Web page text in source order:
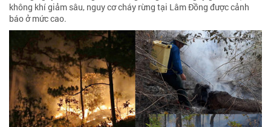
không khí giảm sâu, nguy cơ cháy rừng tại Lâm Đồng được cảnh
báo ở mức cao.